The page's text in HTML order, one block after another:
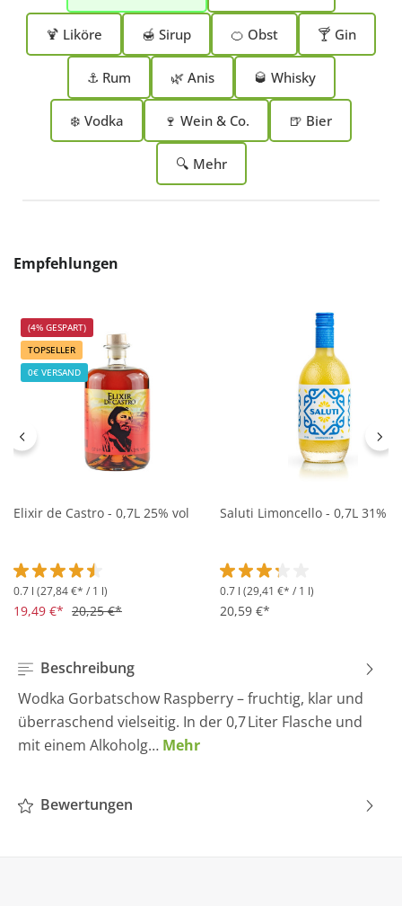
🍹 Liköre 🍯 Sirup 🍊 Obst 🍸 Gin
⚓ Rum 🌿 Anis 🥃 Whisky
❄️ Vodka 🍷 Wein & Co. 🍺 Bier
🔍 Mehr
Produktgalerie überspringen
Empfehlungen
(4% GESPART)
TOPSELLER
0€ VERSAND
Elixir de Castro - 0,7L 25% vol
Durchschnittliche Bewertung von 4.5 von 5 Sternen
0.7 l (27,84 €* / 1 l)
19,49 €* 20,25 €*
Saluti Limoncello - 0,7L 31%
Durchschnittliche
0.7 l (29,41 €* / 1 l)
20,59 €*
Beschreibung
Wodka Gorbatschow Raspberry – fruchtig, klar und
überraschend vielseitig. In der 0,7 Liter Flasche und
mit einem Alkoholg… Mehr
Bewertungen